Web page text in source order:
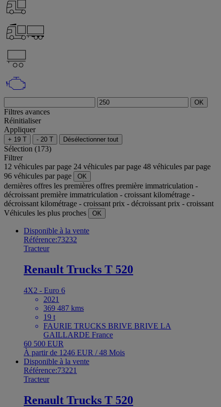
OK
Filtres avances
Réinitialiser
Appliquer
+ 19 T - 20 T Désélectionner tout
Sélection (173)
Filtrer
12 véhicules par page 24 véhicules par page 48 véhicules par page
96 véhicules par page
OK
dernières offres les premières offres première immatriculation -
décroissant première immatriculation - croissant kilométrage -
décroissant kilométrage - croissant prix - décroissant prix - croissant
Véhicules les plus proches
OK
Disponible à la vente
Référence:73232
Tracteur
Renault Trucks T 520
4X2 - Euro 6
2021
369 487 kms
19 t
FAURIE TRUCKS BRIVE BRIVE LA
GAILLARDE France
60 500 EUR
À partir de 1246 EUR / 48 Mois
Disponible à la vente
Référence:73221
Tracteur
Renault Trucks T 520